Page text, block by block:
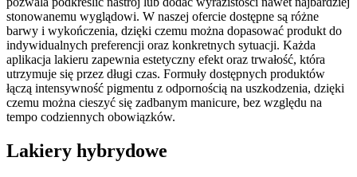
stonowanemu wyglądowi. W naszej ofercie dostępne są różne
barwy i wykończenia, dzięki czemu można dopasować produkt do
indywidualnych preferencji oraz konkretnych sytuacji. Każda
aplikacja lakieru zapewnia estetyczny efekt oraz trwałość, która
utrzymuje się przez długi czas. Formuły dostępnych produktów
łączą intensywność pigmentu z odpornością na uszkodzenia, dzięki
czemu można cieszyć się zadbanym manicure, bez względu na
tempo codziennych obowiązków.
Lakiery hybrydowe